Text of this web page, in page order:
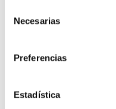
Necesarias
Preferencias
Estadística
importancia: la
correos electrónicos